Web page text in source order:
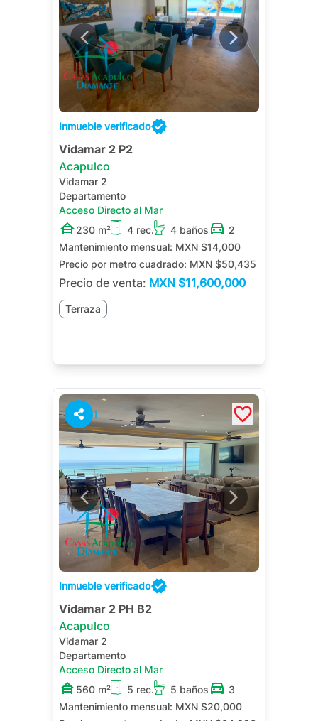
Inmueble verificado
Vidamar 2 P2
Acapulco
Vidamar 2
Departamento
Acceso Directo al Mar
230 m²
4 rec. 4 baños
2
Mantenimiento mensual: MXN $14,000
Precio por metro cuadrado: MXN $50,435
Precio de venta: MXN $11,600,000
Terraza
1
Inmueble verificado
Vidamar 2 PH B2
Acapulco
Vidamar 2
Departamento
Acceso Directo al Mar
560 m²
5 rec. 5 baños
3
Mantenimiento mensual: MXN $20,000